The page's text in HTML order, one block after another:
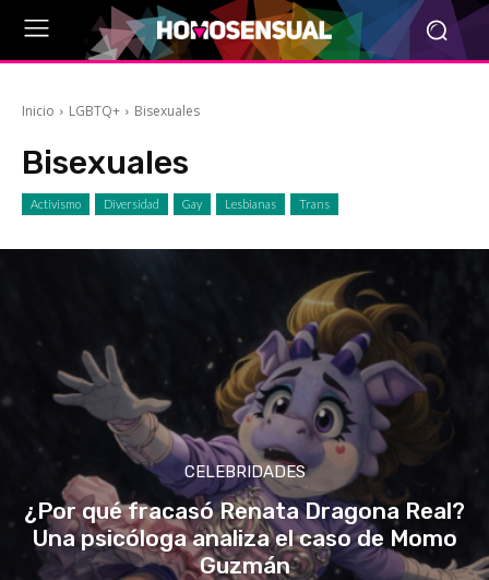
Inicio LGBTQ+ Bisexuales
Bisexuales
Activismo Diversidad Gay Lesbianas Trans
CELEBRIDADES
¿Por qué fracasó Renata Dragona Real?
Una psicóloga analiza el caso de Momo
Guzmán